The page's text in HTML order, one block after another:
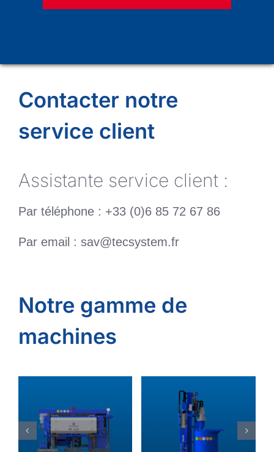
Contacter notre
service client
Assistante service client :
Par téléphone : +33 (0)6 85 72 67 86
Par email : sav@tecsystem.fr
Notre gamme de
machines
Pompes
d’injection
MI100P